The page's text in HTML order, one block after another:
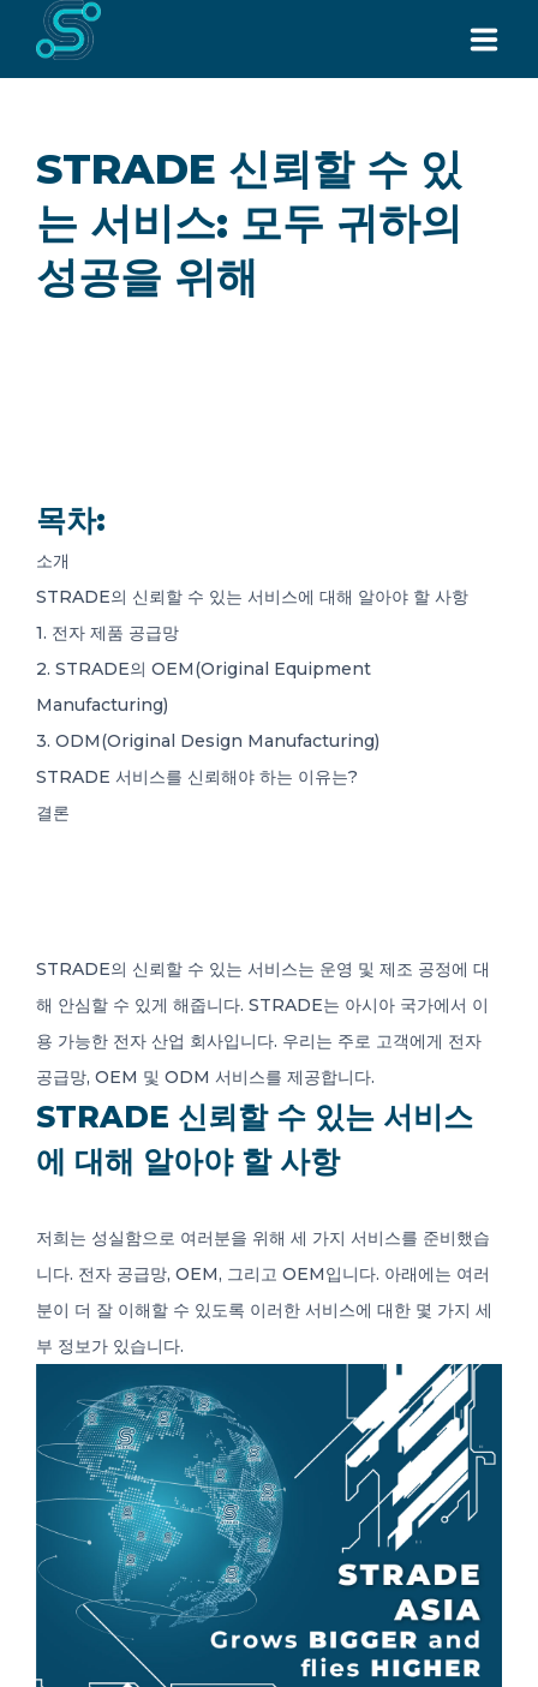
우리에 대하여
서비스
모든 제품
KO
STRADE 신뢰할 수 있
는 서비스: 모두 귀하의
성공을 위해
목차:
소개
STRADE의 신뢰할 수 있는 서비스에 대해 알아야 할 사항
1. 전자 제품 공급망
2. STRADE의 OEM(Original Equipment
Manufacturing)
3. ODM(Original Design Manufacturing)
STRADE 서비스를 신뢰해야 하는 이유는?
결론
STRADE의 신뢰할 수 있는 서비스는 운영 및 제조 공정에 대
해 안심할 수 있게 해줍니다. STRADE는 아시아 국가에서 이
용 가능한 전자 산업 회사입니다. 우리는 주로 고객에게 전자
공급망, OEM 및 ODM 서비스를 제공합니다.
STRADE 신뢰할 수 있는 서비스
에 대해 알아야 할 사항
저희는 성실함으로 여러분을 위해 세 가지 서비스를 준비했습
니다. 전자 공급망, OEM, 그리고 OEM입니다. 아래에는 여러
분이 더 잘 이해할 수 있도록 이러한 서비스에 대한 몇 가지 세
부 정보가 있습니다.